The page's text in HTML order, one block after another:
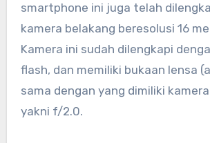
smartphone ini juga telah
kamera belakang beresolusi 16
Kamera ini sudah dilengkapi
flash, dan memiliki bukaan lensa
sama dengan yang dimiliki
yakni f/2.0.